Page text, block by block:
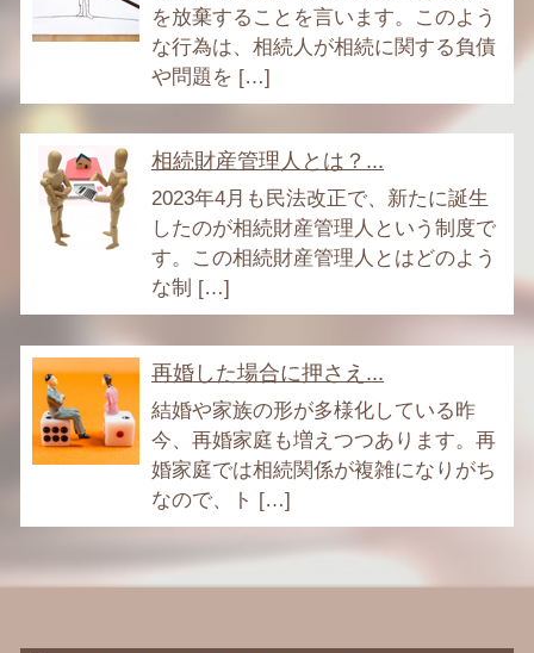
を放棄することを言います。このよう
な行為は、相続人が相続に関する負債
や問題を […]
相続財産管理人とは？...
2023年4月も民法改正で、新たに誕生
したのが相続財産管理人という制度で
す。この相続財産管理人とはどのよう
な制 […]
再婚した場合に押さえ...
結婚や家族の形が多様化している昨
今、再婚家庭も増えつつあります。再
婚家庭では相続関係が複雑になりがち
なので、ト […]